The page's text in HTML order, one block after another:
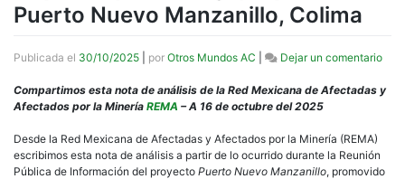
Puerto Nuevo Manzanillo, Colima
Publicada el 30/10/2025 por Otros Mundos AC Dejar un comentarioen
de
Compartimos esta nota de análisis de la Red Mexicana de Afectadas y
Afectados por la Minería REMA – A 16 de octubre del 2025
Desde la Red Mexicana de Afectadas y Afectados por la Minería (REMA)
escribimos esta nota de análisis a partir de lo ocurrido durante la Reunión
Pública de Información del proyecto Puerto Nuevo Manzanillo, promovido